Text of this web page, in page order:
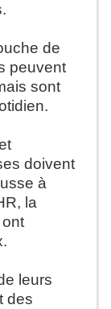
de
peuvent
sont
doivent
à
la
leurs
des